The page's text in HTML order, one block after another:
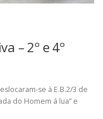
– 2º e 4º
se à E.B.2/3 de
do Homem á lua” e